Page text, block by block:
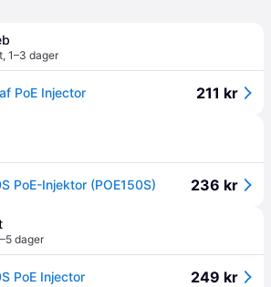
, 1–3 dager
PoE Injector 211 kr
PoE-Injektor (POE150S) 236 kr
dager
PoE Injector 249 kr